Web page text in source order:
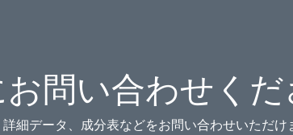
問い合わせく
細データ、成分表などをお問い合わせいただけ